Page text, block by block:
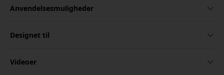
Anvendelsesmuligheder
Designet til
Videoer